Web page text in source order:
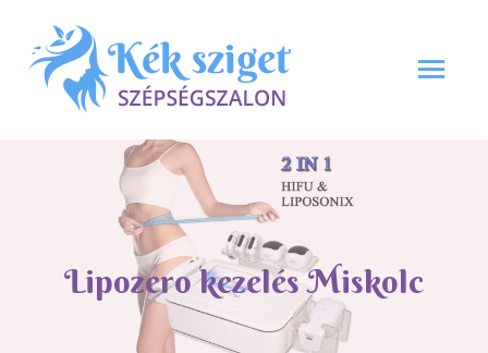
content
Lipozero kezelés Miskolc